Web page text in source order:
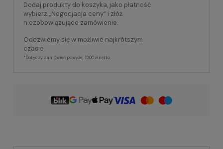
Dodaj produkty do koszyka, jako płatność
wybierz „Negocjacja ceny” i złóż
niezobowiązujące zamówienie.
Odezwiemy się w możliwie najkrótszym
czasie.
*Dotyczy zamówień powyżej 1000zł netto